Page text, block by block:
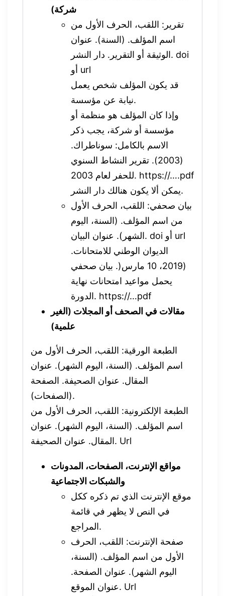
شركة)
تقرير: اللقب، الحرف الأول من
اسم المؤلف. (السنة). عنوان
الوثيقة أو التقرير. دار النشر. doi
أو url
قد يكون المؤلف شخص يعمل
نيابة عن مؤسسة.
وإذا كان المؤلف هو منظمة أو
مؤسسة أو شركة، يجب ذكر
الاسم بالكامل: سوناطراك.
(2003). تقرير النشاط السنوي
للحفر لعام 2003. https://….pdf
يمكن ألا يكون هنالك دار النشر.
بيان صحفي: اللقب، الحرف الأول
من اسم المؤلف. (السنة، اليوم
الشهر). عنوان البيان. doi أو url
الديوان الوطني للامتحانات.
(2019، 10 مارس(. بيان صحفي
يحمل مواعيد امتحانات نهاية
الدورة. https://…pdf
مقالات في الصحف أو المجلات (الغير
علمية)
الطبعة الورقية: اللقب، الحرف الأول من
اسم المؤلف. (السنة، اليوم الشهر). عنوان
المقال. عنوان الصحيفة. الصفحة
(الصفحات).
الطبعة الإلكترونية: اللقب، الحرف الأول من
اسم المؤلف. (السنة، اليوم الشهر). عنوان
المقال. عنوان الصحيفة. Url
مواقع الإنترنت، الصفحات، المدونات
والشبكات الاجتماعية
موقع الإنترنت الذي تم ذكره ككل
في النص لا يظهر في قائمة
المراجع.
صفحة الإنترنت: اللقب، الحرف
الأول من اسم المؤلف. (السنة،
اليوم الشهر). عنوان الصفحة.
عنوان الموقع. Url